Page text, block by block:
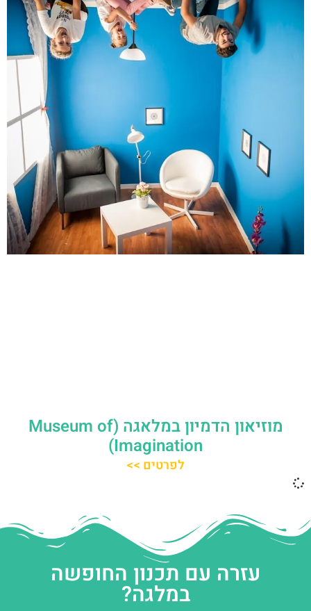
מוזיאון הדמיון במלאגה (Museum of
Imagination)
לפרטים >>
עזרה עם תכנון החופשה
במלגה?